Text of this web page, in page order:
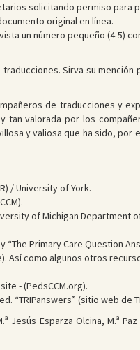
solicitando permiso para
original en línea.
un número pequeño (4-5)
Sirva su
de traducciones y
valorada por los
y valiosa que ha sido, por
/ University of York.
of Michigan Department
“The Primary Care Question
Así como algunos otros
- (PedsCCM.org).
“TRIPanswers” (sitio web de
Esparza Olcina, M.ª